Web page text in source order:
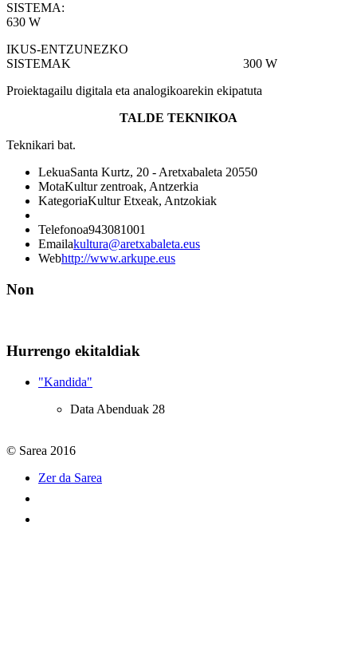
630 W
IKUS-ENTZUNEZKO
SISTEMAK 300 W
Proiektagailu digitala eta analogikoarekin ekipatuta
TALDE TEKNIKOA
Teknikari bat.
LekuaSanta Kurtz, 20 - Aretxabaleta 20550
MotaKultur zentroak, Antzerkia
KategoriaKultur Etxeak, Antzokiak
Telefonoa943081001
Emailakultura@aretxabaleta.eus
Webhttp://www.arkupe.eus
Non
Hurrengo ekitaldiak
"Kandida"
Data Abenduak 28
© Sarea 2016
Zer da Sarea